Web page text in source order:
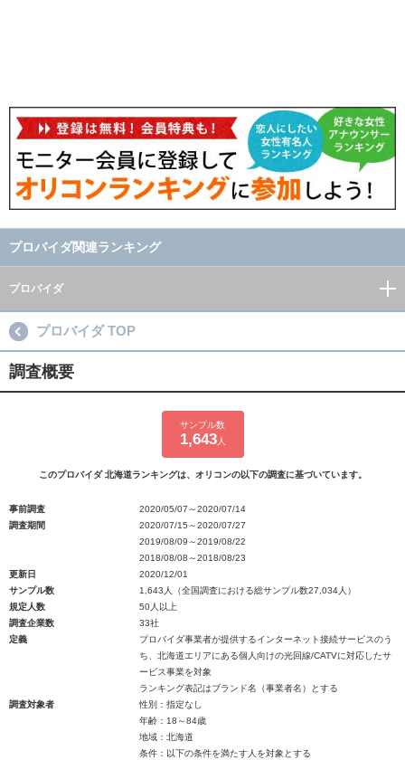
プロバイダ関連ランキング
プロバイダ
プロバイダ TOP
調査概要
サンプル数
1,643人
このプロバイダ 北海道ランキングは、オリコンの以下の調査に基づいています。
事前調査
2020/05/07～2020/07/14
調査期間
2020/07/15～2020/07/27
2019/08/09～2019/08/22
2018/08/08～2018/08/23
更新日
2020/12/01
サンプル数
1,643人（全国調査における総サンプル数27,034人）
規定人数
50人以上
調査企業数
33社
定義
プロバイダ事業者が提供するインターネット接続サービスのう
ち、北海道エリアにある個人向けの光回線/CATVに対応したサ
ービス事業を対象
ランキング表記はブランド名（事業者名）とする
調査対象者
性別：指定なし
年齢：18～84歳
地域：北海道
条件：以下の条件を満たす人を対象とする